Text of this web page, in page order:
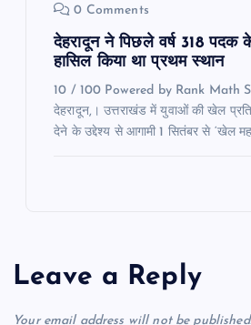
0 Comments
देहरादून ने पिछले वर्ष 318 पदक
हासिल किया था प्रथम स्थान
10 / 100 Powered by Rank Math
देहरादून,। उत्तराखंड में युवाओं की खेल
देने के उद्देश्य से आगामी 1 सितंबर से ‘खेल
Leave a Reply
Your email address will not be published.